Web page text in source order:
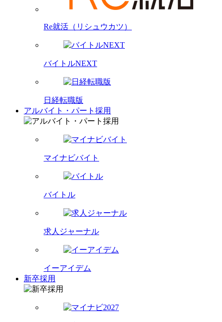
Re就活（リシュウカツ）
バイトルNEXT
日経転職版
アルバイト・パート採用
マイナビバイト
バイトル
求人ジャーナル
イーアイデム
新卒採用